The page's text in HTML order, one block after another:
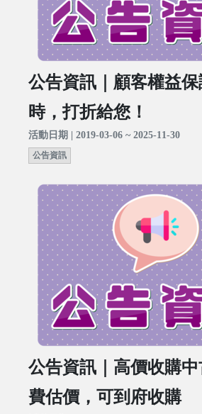
公告資訊｜顧客權益
時，打折給您！
活動日期 | 2019-03-06 ~ 2025-11-30
公告資訊
公告資訊｜高價收購
費估價，可到府收購